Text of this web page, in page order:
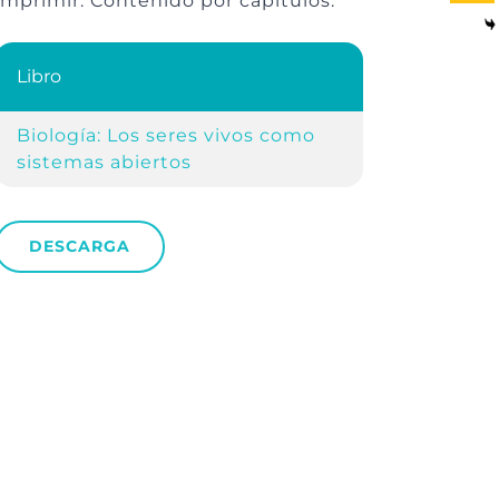
Libro
Biología: Los seres vivos como
sistemas abiertos
DESCARGA